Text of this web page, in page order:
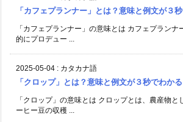
「カフェプランナー」とは？意味と例文が３秒
「カフェプランナー」の意味とは カフェプラン
的にプロデュー ...
2025-05-04 : カタカナ語
「クロップ」とは？意味と例文が３秒でわかる
「クロップ」の意味とは クロップとは、農産物と
ーヒー豆の収穫 ...